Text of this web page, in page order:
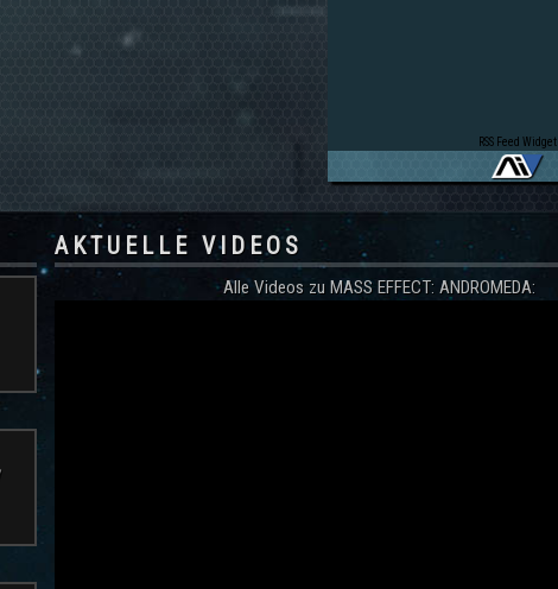
RSS Feed Widget
AKTUELLE VIDEOS
Alle Videos zu MASS EFFECT: ANDROMEDA: